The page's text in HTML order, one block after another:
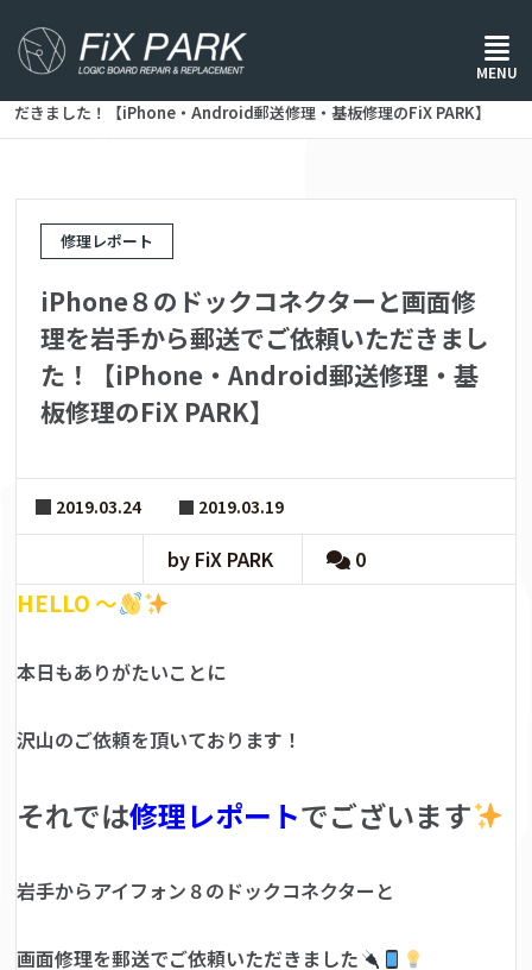
MENU
ホーム/ 修理レポート/
iPhone８のドックコネクターと画面修理を岩手から郵送でご依頼いた
だきました！【iPhone・Android郵送修理・基板修理のFiX PARK】
修理レポート
iPhone８のドックコネクターと画面修
理を岩手から郵送でご依頼いただきまし
た！【iPhone・Android郵送修理・基
板修理のFiX PARK】
2019.03.24 2019.03.19
by FiX PARK 0
HELLO ～
本日もありがたいことに
沢山のご依頼を頂いております！
それでは修理レポートでございます
岩手からアイフォン８のドックコネクターと
画面修理を郵送でご依頼いただきました